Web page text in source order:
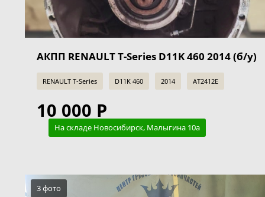
АКПП RENAULT T-Series D11K 460 2014 (б/у)
RENAULT T-Series D11K 460 2014 AT2412E
10 000 Р
На складе Новосибирск, Малыгина 10а
3 фото